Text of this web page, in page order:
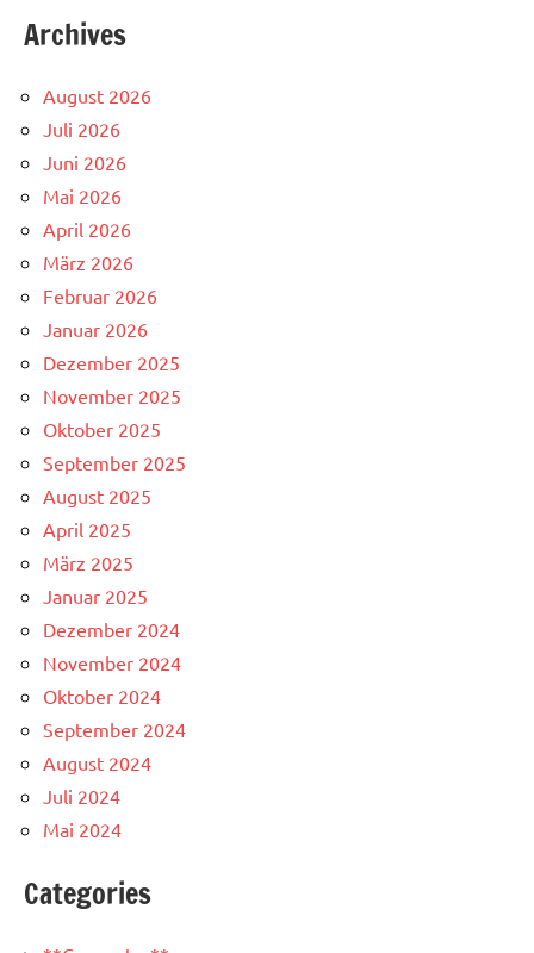
Archives
August 2026
Juli 2026
Juni 2026
Mai 2026
April 2026
März 2026
Februar 2026
Januar 2026
Dezember 2025
November 2025
Oktober 2025
September 2025
August 2025
April 2025
März 2025
Januar 2025
Dezember 2024
November 2024
Oktober 2024
September 2024
August 2024
Juli 2024
Mai 2024
Categories